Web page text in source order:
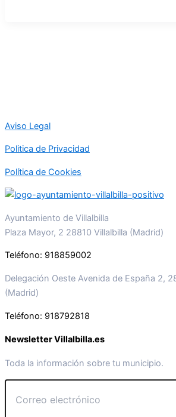
Aviso Legal
Politica de Privacidad
Política de Cookies
Ayuntamiento de Villalbilla
Plaza Mayor, 2 28810 Villalbilla (Madrid)
Teléfono: 918859002
Delegación Oeste Avenida de España 2,
(Madrid)
Teléfono: 918792818
Newsletter Villalbilla.es
Toda la información sobre tu municipio.